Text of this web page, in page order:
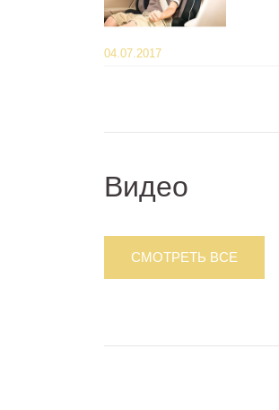
04.07.2017
автомобиля
Видео
СМОТРЕТЬ ВСЕ